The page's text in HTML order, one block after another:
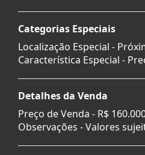
Categorias Especiais
Localização Especial -
Característica Especial -
Detalhes da Venda
Preço de Venda - R$
Observações - Valores